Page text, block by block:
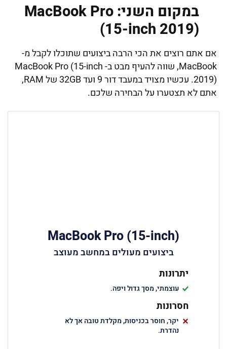
במקום השני: MacBook Pro
(15-inch 2019)
אם אתם רוצים את הכי הרבה ביצועים שתוכלו לקבל מ-
MacBook, שווה להעיף מבט ב- MacBook Pro (15-inch
2019). עכשיו מצויד במעבד דור 9 ועד 32GB של RAM,
אתם לא תצטערו על הבחירה שלכם.
MacBook Pro (15-inch)
ביצועים מעולים במחשב מעוצב
יתרונות
עוצמתי, מסך גדול ויפה.
חסרונות
יקר, חוסר בכניסות, מקלדת טובה אך לא
נהדרת.